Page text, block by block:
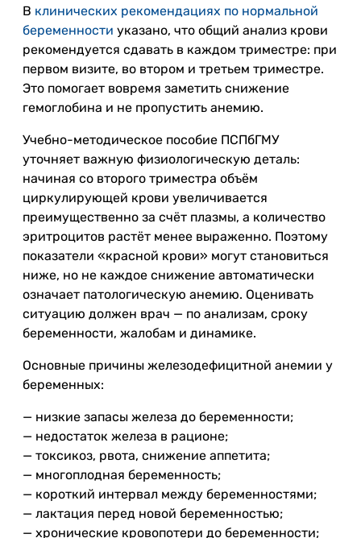
В клинических рекомендациях по нормальной
беременности указано, что общий анализ крови
рекомендуется сдавать в каждом триместре: при
первом визите, во втором и третьем триместре.
Это помогает вовремя заметить снижение
гемоглобина и не пропустить анемию.
Учебно-методическое пособие ПСПбГМУ
уточняет важную физиологическую деталь:
начиная со второго триместра объём
циркулирующей крови увеличивается
преимущественно за счёт плазмы, а количество
эритроцитов растёт менее выраженно. Поэтому
показатели «красной крови» могут становиться
ниже, но не каждое снижение автоматически
означает патологическую анемию. Оценивать
ситуацию должен врач — по анализам, сроку
беременности, жалобам и динамике.
Основные причины железодефицитной анемии у
беременных:
— низкие запасы железа до беременности;
— недостаток железа в рационе;
— токсикоз, рвота, снижение аппетита;
— многоплодная беременность;
— короткий интервал между беременностями;
— лактация перед новой беременностью;
— хронические кровопотери до беременности;